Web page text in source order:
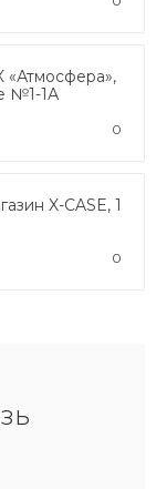
«Атмосфера»,
№1-1А
0
X-CASE, 1
0